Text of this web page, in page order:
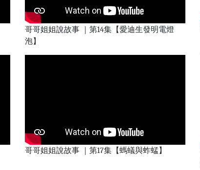
哥哥姐姐說故事 ｜第14集【愛迪生發明電燈
泡】
哥哥姐姐說故事 ｜第17集【螞蟻與蚱蜢】